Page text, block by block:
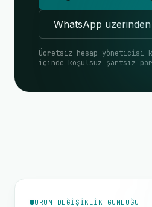
WhatsApp
Ücretsiz hesap yöneticisi
içinde koşulsuz şartsız
ÜRÜN DEĞIŞIKLIK GÜNLÜĞÜ